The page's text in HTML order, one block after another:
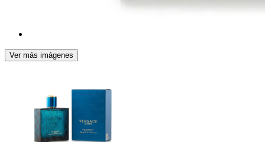
Ver más imágenes